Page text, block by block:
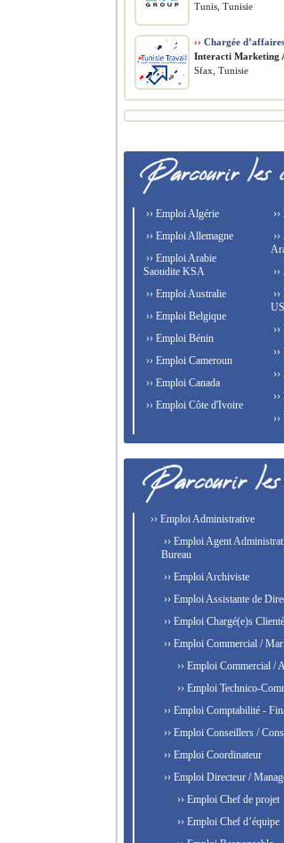
Tunis, Tunisie
›› Chargée d’affaires
Interacti Marketing
Sfax, Tunisie
›› Emploi Algérie
›› Emploi Allemagne
›› Emploi Arabie
Saoudite KSA
›› Emploi Australie
›› Emploi Belgique
›› Emploi Bénin
›› Emploi Cameroun
›› Emploi Canada
›› Emploi Côte d'Ivoire
›› Emploi Administrative
›› Emploi Agent
Bureau
›› Emploi Archiviste
›› Emploi Assistante de
›› Emploi Chargé(e)s
›› Emploi Commercial /
›› Emploi Commercial /
›› Emploi Technico-
›› Emploi Comptabilité -
›› Emploi Conseillers /
›› Emploi Coordinateur
›› Emploi Directeur /
›› Emploi Chef de projet
›› Emploi Chef d’équipe